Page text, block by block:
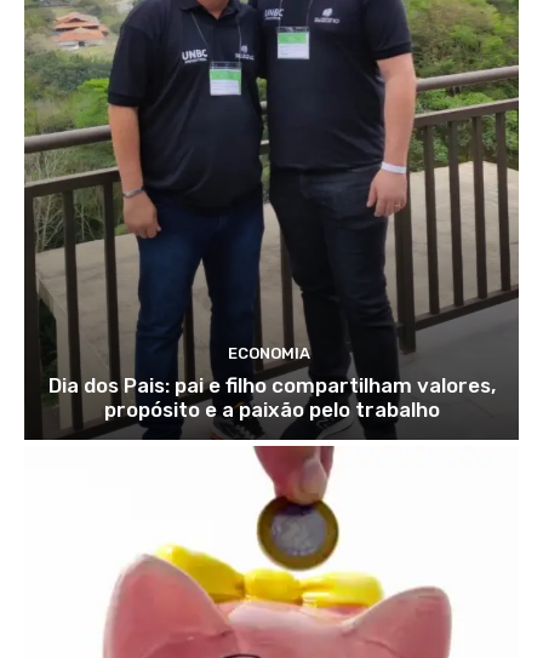
ECONOMIA
Dia dos Pais: pai e filho compartilham valores,
propósito e a paixão pelo trabalho